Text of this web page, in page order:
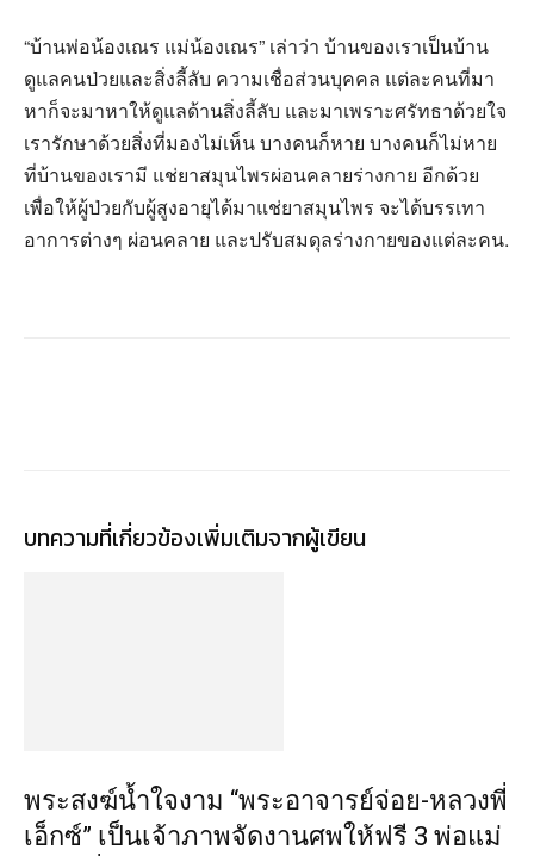
‎“บ้านพ่อน้องเณร แม่น้องเณร” เล่าว่า บ้านของเราเป็นบ้าน
ดูแลคนป่วยและสิ่งลี้ลับ ความเชื่อส่วนบุคคล แต่ละคนที่มา
หาก็จะมาหาให้ดูแลด้านสิ่งลี้ลับ และมาเพราะศรัทธาด้วยใจ
เรารักษาด้วยสิ่งที่มองไม่เห็น บางคนก็หาย บางคนก็ไม่หาย
ที่บ้านของเรามี แช่ยาสมุนไพรผ่อนคลายร่างกาย อีกด้วย
เพื่อให้ผู้ป่วยกับผู้สูงอายุได้มาแช่ยาสมุนไพร จะได้บรรเทา
อาการต่างๆ ผ่อนคลาย และปรับสมดุลร่างกายของแต่ละคน.
บทความที่เกี่ยวข้องเพิ่มเติมจากผู้เขียน
พระสงฆ์น้ำใจงาม “พระอาจารย์จ่อย-หลวงพี่
เอ็กซ์” เป็นเจ้าภาพจัดงานศพให้ฟรี 3 พ่อแม่